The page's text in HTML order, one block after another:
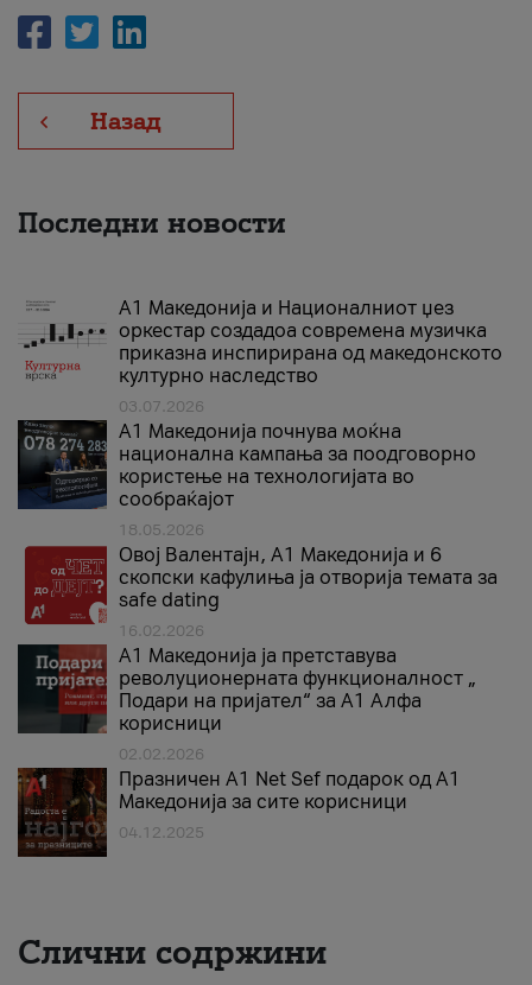
Назад
Последни новости
А1 Македонија и Националниот џез
оркестар создадоа современа музичка
приказна инспирирана од македонското
културно наследство
03.07.2026
A1 Македонија почнува моќна
национална кампања за поодговорно
користење на технологијата во
сообраќајот
18.05.2026
Овој Валентајн, A1 Македонија и 6
скопски кафулиња ја отворија темата за
safe dating
16.02.2026
А1 Македонија ја претставува
револуционерната функционалност „
Подари на пријател“ за А1 Алфа
корисници
02.02.2026
Празничен A1 Net Sеf подарок од А1
Македонија за сите корисници
04.12.2025
Слични содржини